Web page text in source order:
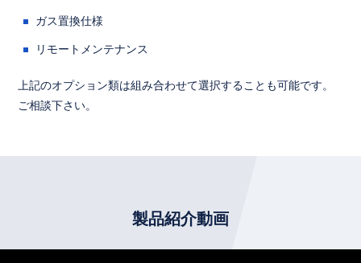
ガス置換仕様
リモートメンテナンス
上記のオプション類は組み合わせて選択することも可能です。
ご相談下さい。
製品紹介動画